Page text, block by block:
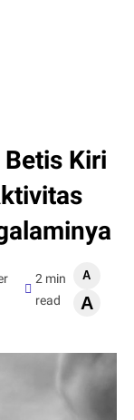
Kiri
2 min
read
A
A